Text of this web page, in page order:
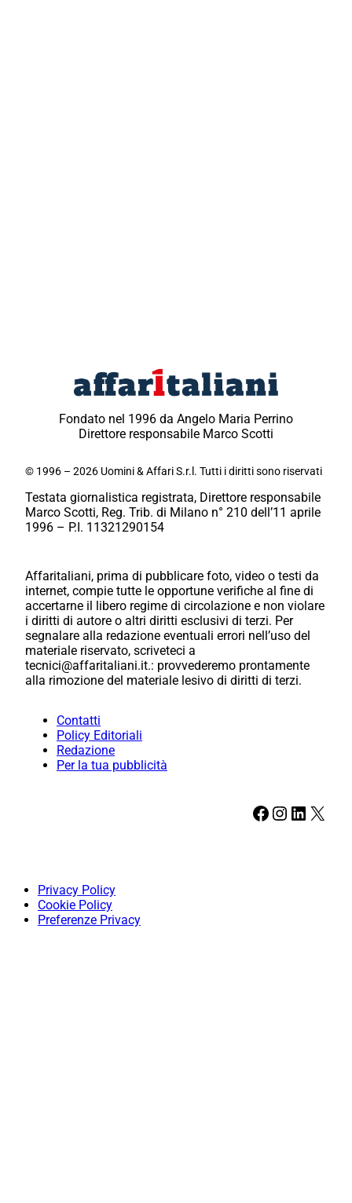
Fondato nel 1996 da Angelo Maria Perrino
Direttore responsabile Marco Scotti
© 1996 – 2026 Uomini & Affari S.r.l. Tutti i diritti sono riservati
Testata giornalistica registrata, Direttore responsabile
Marco Scotti, Reg. Trib. di Milano n° 210 dell’11 aprile
1996 – P.I. 11321290154
Affaritaliani, prima di pubblicare foto, video o testi da
internet, compie tutte le opportune verifiche al fine di
accertarne il libero regime di circolazione e non violare
i diritti di autore o altri diritti esclusivi di terzi. Per
segnalare alla redazione eventuali errori nell’uso del
materiale riservato, scriveteci a
tecnici@affaritaliani.it.: provvederemo prontamente
alla rimozione del materiale lesivo di diritti di terzi.
Contatti
Policy Editoriali
Redazione
Per la tua pubblicità
Facebook Instagram LinkedIn X
Privacy Policy
Cookie Policy
Preferenze Privacy